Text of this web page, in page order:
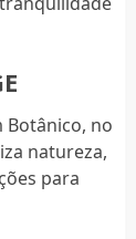
Botânico, no
natureza,
para